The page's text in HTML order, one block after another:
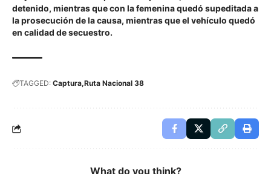
detenido, mientras que con la femenina quedó supeditada a
la prosecución de la causa, mientras que el vehículo quedó
en calidad de secuestro.
TAGGED: Captura Ruta Nacional 38
What do you think?